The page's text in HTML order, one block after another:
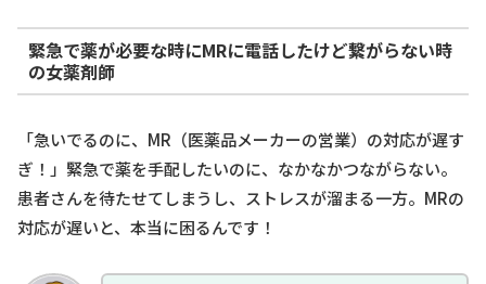
緊急で薬が必要な時にMRに電話したけど繋がらない時
の女薬剤師
「急いでるのに、MR（医薬品メーカーの営業）の対応が遅す
ぎ！」緊急で薬を手配したいのに、なかなかつながらない。
患者さんを待たせてしまうし、ストレスが溜まる一方。MRの
対応が遅いと、本当に困るんです！